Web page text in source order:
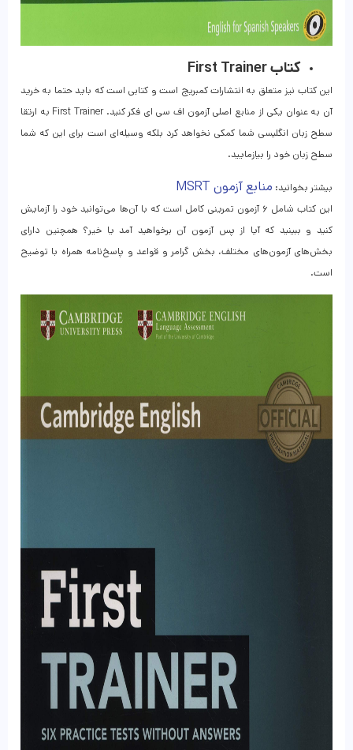
کتاب First Trainer
این کتاب نیز متعلق به انتشارات کمبریج است و کتابی است که باید حتما به خرید
آن به عنوان یکی از منابع اصلی آزمون اف سی ای فکر کنید. First Trainer به ارتقا
سطح زبان انگلیسی شما کمکی نخواهد کرد بلکه وسیله‌‌ای است برای این که شما
سطح زبان خود را بیازمایید.
بیشتر بخوانید: منابع آزمون MSRT
این کتاب شامل ۶ آزمون تمرینی کامل است که با آن‌ها می‌توانید خود را آزمایش
کنید و ببینید که آیا از پس آزمون آن برخواهید آمد یا خیر‌؟ همچنین دارای
بخش‌های آزمون‌های مختلف، بخش گرامر و قواعد و پاسخ‌نامه همراه با توضیح
است.